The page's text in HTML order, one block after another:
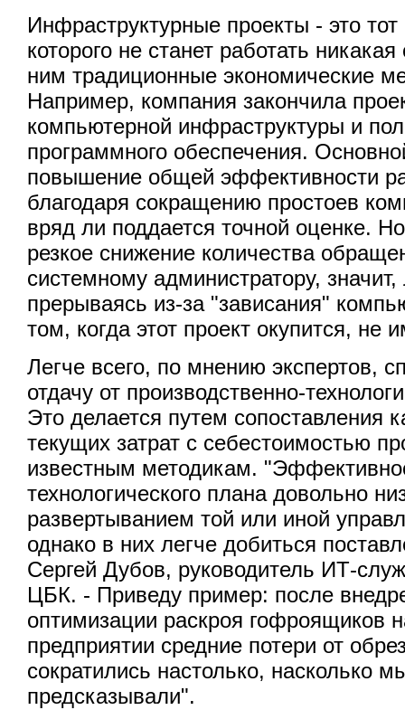
Инфраструктурные проекты - это
которого не станет работать
ним традиционные экономические
Например, компания закончила
компьютерной инфраструктуры и
программного обеспечения.
повышение общей эффективности
благодаря сокращению простоев
вряд ли поддается точной оценке.
резкое снижение количества
системному администратору,
прерываясь из-за "зависания"
том, когда этот проект окупится, не
Легче всего, по мнению экспертов,
отдачу от производственно-
Это делается путем сопоставления
текущих затрат с себестоимостью
известным методикам.
технологического плана довольно
развертыванием той или иной
однако в них легче добиться
Сергей Дубов, руководитель ИТ-
ЦБК. - Приведу пример: после
оптимизации раскроя гофроящиков
предприятии средние потери от
сократились настолько, насколько
предсказывали".